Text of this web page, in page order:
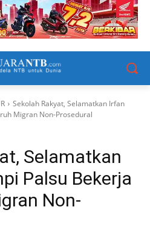
Sekolah Rakyat, Selamatkan Irfan
Migran Non-Prosedural
Selamatkan
Palsu Bekerja
Non-